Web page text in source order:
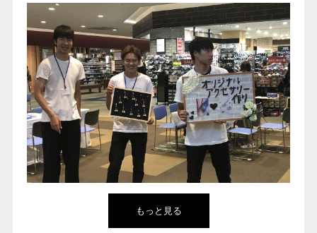
もっと見る